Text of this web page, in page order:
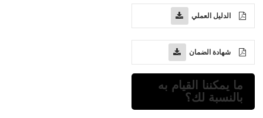
الدليل العملي
شهادة الضمان
ما يمكننا القيام به
بالنسبة لك؟